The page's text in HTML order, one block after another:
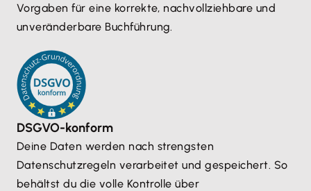
Vorgaben für eine korrekte, nachvollziehbare und
unveränderbare Buchführung.
DSGVO-konform
Deine Daten werden nach strengsten
Datenschutzregeln verarbeitet und gespeichert. So
behältst du die volle Kontrolle über